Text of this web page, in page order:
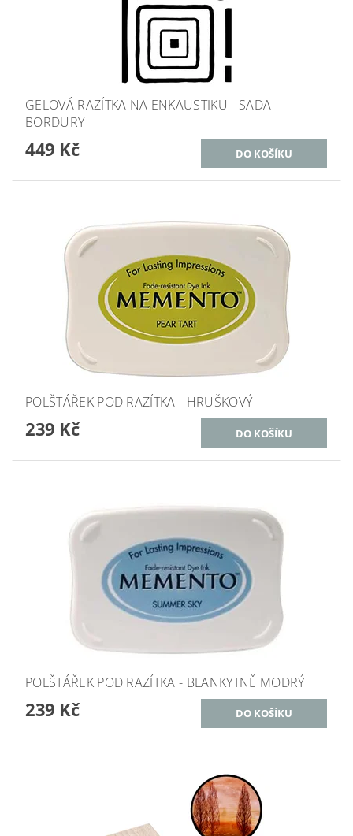
GELOVÁ RAZÍTKA NA ENKAUSTIKU - SADA
BORDURY
449 Kč
POLŠTÁŘEK POD RAZÍTKA - HRUŠKOVÝ
239 Kč
POLŠTÁŘEK POD RAZÍTKA - BLANKYTNĚ MODRÝ
239 Kč